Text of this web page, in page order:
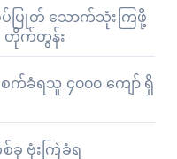
ပြုတ် သောက်သုံးကြဖို့
တိုက်တွန်း
က်ခံရသူ ၄၀၀၀ ကျော် ရှိ
ခု ဗုံးကြဲခံရ